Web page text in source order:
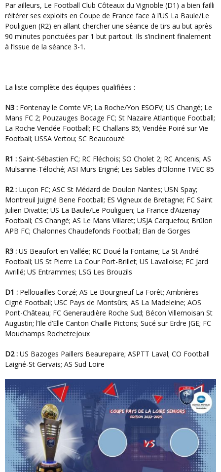
Par ailleurs, Le Football Club Côteaux du Vignoble (D1) a bien failli
réitérer ses exploits en Coupe de France face à l’US La Baule/Le
Pouliguen (R2) en allant chercher une séance de tirs au but après
90 minutes ponctuées par 1 but partout. Ils s’inclinent finalement
à l’issue de la séance 3-1.
La liste complète des équipes qualifiées :
N3 : Fontenay le Comte VF; La Roche/Yon ESOFV; US Changé; Le
Mans FC 2; Pouzauges Bocage FC; St Nazaire Atlantique Football;
La Roche Vendée Football; FC Challans 85; Vendée Poiré sur Vie
Football; USSA Vertou; SC Beaucouzé
R1 : Saint-Sébastien FC; RC Fléchois; SO Cholet 2; RC Ancenis; AS
Mulsanne-Téloché; ASI Murs Erigné; Les Sables d’Olonne TVEC 85
R2 : Luçon FC; ASC St Médard de Doulon Nantes; USN Spay;
Montreuil Juigné Bene Football; ES Vigneux de Bretagne; FC Saint
Julien Divatte; US La Baule/Le Pouliguen; La France d’Aizenay
Football; CS Changé; AS Le Mans Villaret; USJA Carquefou; Brûlon
APB FC; Chalonnes Chaudefonds Football; Elan de Gorges
R3 : US Beaufort en Vallée; RC Doué la Fontaine; La St André
Football; US St Pierre La Cour Port-Brillet; US Lavalloise; FC Jard
Avrillé; US Entrammes; LSG Les Brouzils
D1 : Pellouailles Corzé; AS Le Bourgneuf La Forêt; Ambrières
Cigné Football; USC Pays de Montsûrs; AS La Madeleine; AOS
Pont-Château; FC Generaudière Roche Sud; Bécon Villemoisan St
Augustin; l’Ile d’Elle Canton Chaille Pictons; Sucé sur Erdre JGE; FC
Mouchamps Rochetrejoux
D2 : US Bazoges Paillers Beaurepaire; ASPTT Laval; CO Football
Laigné-St Gervais; AS Sud Loire